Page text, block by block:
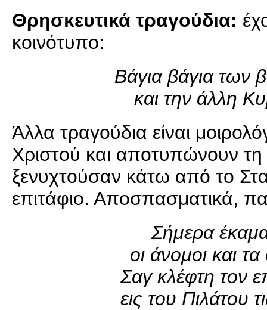
Θρησκευτικά τραγούδια:
κοινότυπο:
Βάγια βάγια των
και την άλλη
Άλλα τραγούδια είναι
Χριστού και αποτυπώνουν τη
ξενυχτούσαν κάτω από το
επιτάφιο. Αποσπασματικά,
Σήμερα
οι άνομοι και
Σαγ κλέφτη τον
εις του Πιλάτου